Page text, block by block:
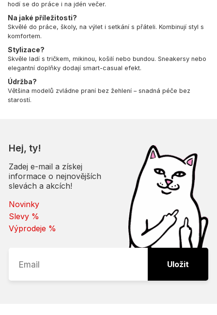
hodí se do práce i na jdén večer.
Na jaké příležitosti?
Skvělé do práce, školy, na výlet i setkání s přáteli. Kombinují styl s
komfortem.
Stylizace?
Skvěle ladí s tričkem, mikinou, košilí nebo bundou. Sneakersy nebo
elegantní doplňky dodají smart-casual efekt.
Údržba?
Většina modelů zvládne praní bez žehlení – snadná péče bez
starostí.
Hej, ty!
Zadej e-mail a získej
informace o nejnovějších
slevách a akcích!
Novinky
Slevy %
Výprodeje %
Uložit